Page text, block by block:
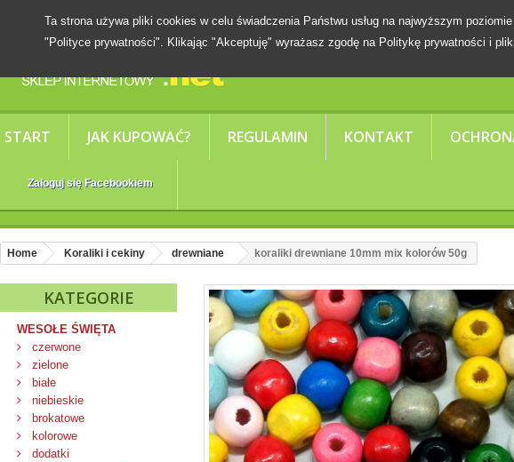
START JAK KUPOWAĆ? REGULAMIN KONTAKT
Zaloguj się Facebookiem
Ta strona używa pliki cookies w celu świadczenia Państwu usług na najwyższym
"Polityce prywatności". Klikając "Akceptuję" wyrażasz zgodę na Politykę prywatności i
Home Koraliki i cekiny drewniane koraliki drewniane 10mm mix kolorów 50g
KATEGORIE
WESOŁE ŚWIĘTA
czerwone
zielone
białe
niebieskie
brokatowe
kolorowe
dodatki